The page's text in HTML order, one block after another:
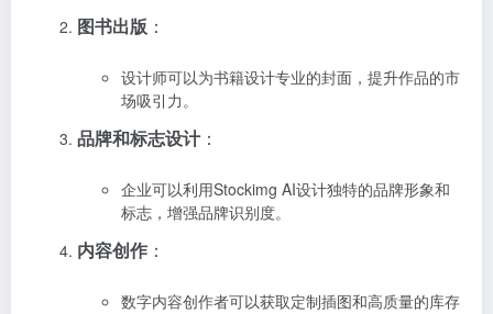
图书出版 ：
设计师可以为书籍设计专业的封面，提升作品的市
场吸引力。
品牌和标志设计：
企业可以利用Stockimg AI设计独特的品牌形象和
标志，增强品牌识别度。
内容创作 ：
数字内容创作者可以获取定制插图和高质量的库存